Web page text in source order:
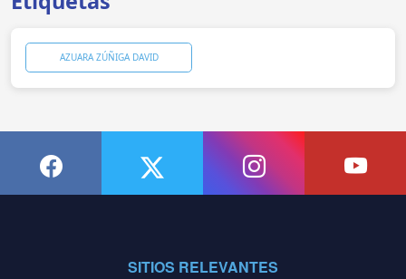
AZUARA ZÚÑIGA DAVID
SITIOS RELEVANTES